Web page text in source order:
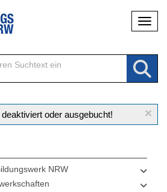
×
oder ausgebucht!
NRW